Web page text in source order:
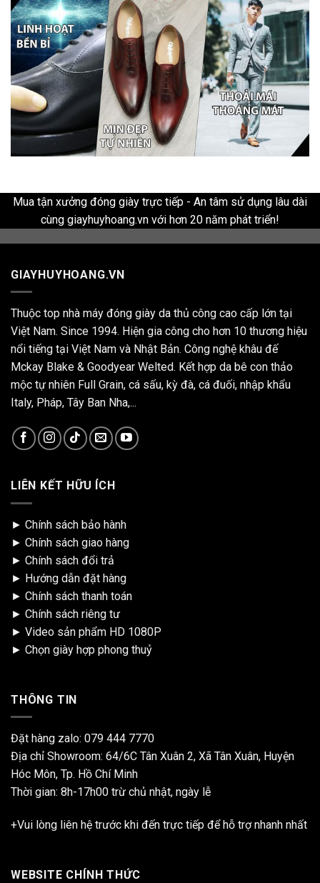
Mua tận xưởng đóng giày trực tiếp - An tâm sử dụng lâu dài
cùng giayhuyhoang.vn với hơn 20 năm phát triển!
GIAYHUYHOANG.VN
Thuộc top nhà máy đóng giày da thủ công cao cấp lớn tại
Việt Nam. Since 1994. Hiện gia công cho hơn 10 thương hiệu
nổi tiếng tại Việt Nam và Nhật Bản. Công nghệ khâu đế
Mckay Blake & Goodyear Welted. Kết hợp da bê con thảo
mộc tự nhiên Full Grain, cá sấu, kỳ đà, cá đuối, nhập khẩu
Italy, Pháp, Tây Ban Nha,...
LIÊN KẾT HỮU ÍCH
► Chính sách bảo hành
► Chính sách giao hàng
► Chính sách đổi trả
► Hướng dẫn đặt hàng
► Chính sách thanh toán
► Chính sách riêng tư
► Video sản phẩm HD 1080P
► Chọn giày hợp phong thuỷ
THÔNG TIN
Đặt hàng zalo: 079 444 7770
Địa chỉ Showroom: 64/6C Tân Xuân 2, Xã Tân Xuân, Huyện
Hóc Môn, Tp. Hồ Chí Minh
Thời gian: 8h-17h00 trừ chủ nhật, ngày lễ
+Vui lòng liên hệ trước khi đến trực tiếp để hỗ trợ nhanh nhất
WEBSITE CHÍNH THỨC